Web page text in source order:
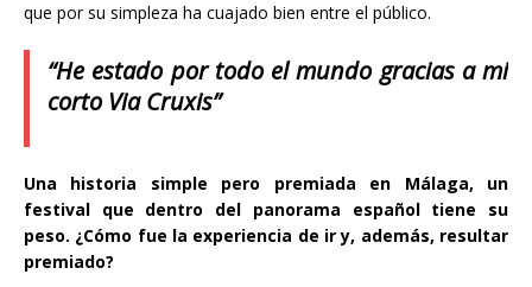
que por su simpleza ha cuajado bien entre el público.
“He estado por todo el mundo gracias a mi
corto Via Cruxis”
Una historia simple pero premiada en Málaga, un
festival que dentro del panorama español tiene su
peso. ¿Cómo fue la experiencia de ir y, además, resultar
premiado?